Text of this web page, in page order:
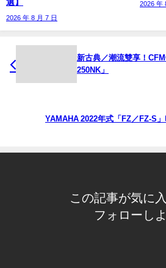
選】
2026 年 8 月 7 日
2026 年
新古典／潮流雙享！
250NK」
YAMAHA 2022年式「FZ／FZ-S
この記事が気に
フォローし